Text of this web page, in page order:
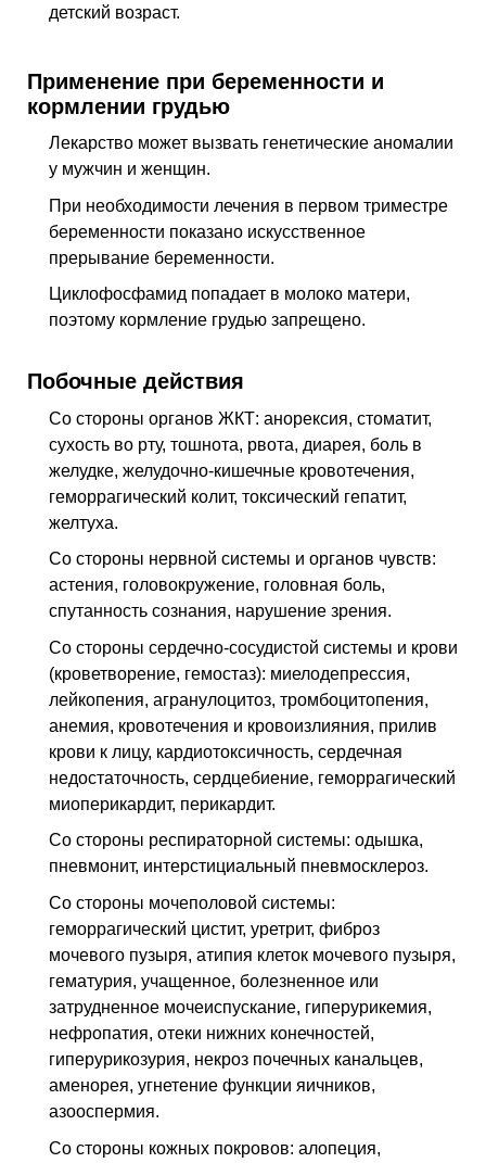
детский возраст.
Применение при беременности и
кормлении грудью
Лекарство может вызвать генетические аномалии
у мужчин и женщин.
При необходимости лечения в первом триместре
беременности показано искусственное
прерывание беременности.
Циклофосфамид попадает в молоко матери,
поэтому кормление грудью запрещено.
Побочные действия
Со стороны органов ЖКТ: анорексия, стоматит,
сухость во рту, тошнота, рвота, диарея, боль в
желудке, желудочно-кишечные кровотечения,
геморрагический колит, токсический гепатит,
желтуха.
Со стороны нервной системы и органов чувств:
астения, головокружение, головная боль,
спутанность сознания, нарушение зрения.
Со стороны сердечно-сосудистой системы и крови
(кроветворение, гемостаз): миелодепрессия,
лейкопения, агранулоцитоз, тромбоцитопения,
анемия, кровотечения и кровоизлияния, прилив
крови к лицу, кардиотоксичность, сердечная
недостаточность, сердцебиение, геморрагический
миоперикардит, перикардит.
Со стороны респираторной системы: одышка,
пневмонит, интерстициальный пневмосклероз.
Со стороны мочеполовой системы:
геморрагический цистит, уретрит, фиброз
мочевого пузыря, атипия клеток мочевого пузыря,
гематурия, учащенное, болезненное или
затрудненное мочеиспускание, гиперурикемия,
нефропатия, отеки нижних конечностей,
гиперурикозурия, некроз почечных канальцев,
аменорея, угнетение функции яичников,
азооспермия.
Со стороны кожных покровов: алопеция,